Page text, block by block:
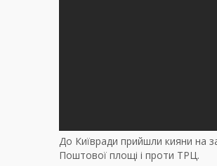
До Київради прийшли кияни на
Поштової площі і проти ТРЦ.